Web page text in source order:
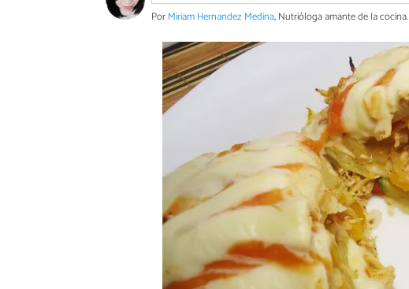
PorMiriam Hernandez Medina, Nutrióloga amante de la cocina.